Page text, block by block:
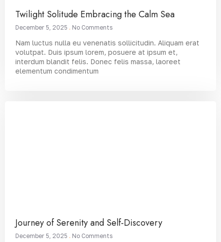
Twilight Solitude Embracing the Calm Sea
December 5, 2025 No Comments
Nam luctus nulla eu venenatis sollicitudin. Aliquam erat
volutpat. Duis ipsum lorem, posuere at ipsum et,
interdum blandit felis. Donec felis massa, laoreet
elementum condimentum
Journey of Serenity and Self-Discovery
December 5, 2025 No Comments